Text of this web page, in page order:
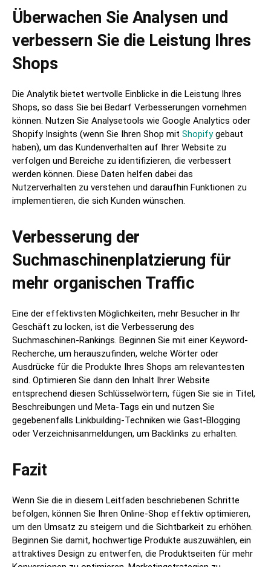
Überwachen Sie Analysen und
verbessern Sie die Leistung Ihres
Shops
Die Analytik bietet wertvolle Einblicke in die Leistung Ihres
Shops, so dass Sie bei Bedarf Verbesserungen vornehmen
können. Nutzen Sie Analysetools wie Google Analytics oder
Shopify Insights (wenn Sie Ihren Shop mit Shopifygebaut
haben), um das Kundenverhalten auf Ihrer Website zu
verfolgen und Bereiche zu identifizieren, die verbessert
werden können. Diese Daten helfen dabei das
Nutzerverhalten zu verstehen und daraufhin Funktionen zu
implementieren, die sich Kunden wünschen.
Verbesserung der
Suchmaschinenplatzierung für
mehr organischen Traffic
Eine der effektivsten Möglichkeiten, mehr Besucher in Ihr
Geschäft zu locken, ist die Verbesserung des
Suchmaschinen-Rankings. Beginnen Sie mit einer Keyword-
Recherche, um herauszufinden, welche Wörter oder
Ausdrücke für die Produkte Ihres Shops am relevantesten
sind. Optimieren Sie dann den Inhalt Ihrer Website
entsprechend diesen Schlüsselwörtern, fügen Sie sie in Titel,
Beschreibungen und Meta-Tags ein und nutzen Sie
gegebenenfalls Linkbuilding-Techniken wie Gast-Blogging
oder Verzeichnisanmeldungen, um Backlinks zu erhalten.
Fazit
Wenn Sie die in diesem Leitfaden beschriebenen Schritte
befolgen, können Sie Ihren Online-Shop effektiv optimieren,
um den Umsatz zu steigern und die Sichtbarkeit zu erhöhen.
Beginnen Sie damit, hochwertige Produkte auszuwählen, ein
attraktives Design zu entwerfen, die Produktseiten für mehr